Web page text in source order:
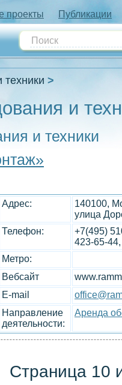
проекты Публикации
и
и техники
Адрес:
140100,
улица
Телефон:
+7(495)
423-65-
Метро:
Вебсайт
E-mail
Направление
деятельности:
Аренда
Страница 10